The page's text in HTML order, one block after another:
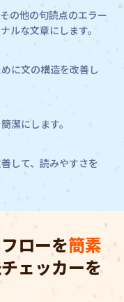
の他の句読点のエラー
ルな文章にします。
に文の構造を改善し
潔にします。
して、読みやすさを
ローを簡素
ェッカーを